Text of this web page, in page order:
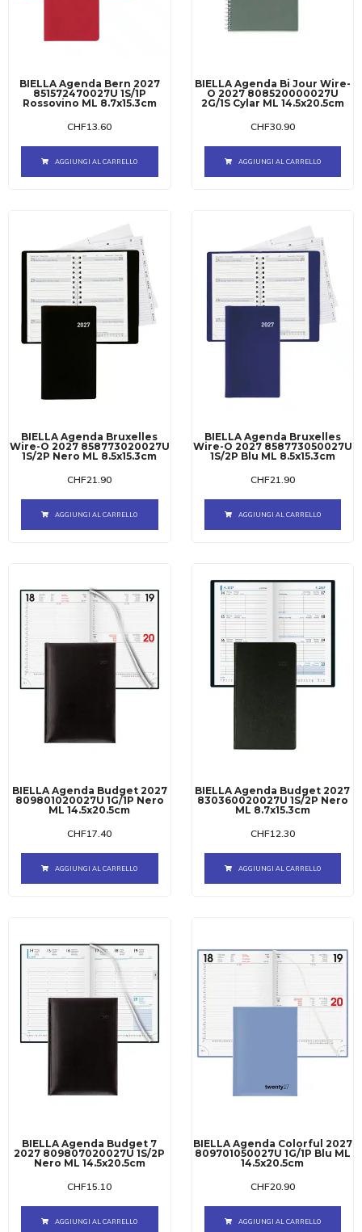
BIELLA Agenda Bern 2027
851572470027U 1S/1P
Rossovino ML 8.7x15.3cm
CHF13.60
AGGIUNGI AL CARRELLO
BIELLA Agenda Bi Jour Wire-
O 2027 808520000027U
2G/1S Cylar ML 14.5x20.5cm
CHF30.90
AGGIUNGI AL CARRELLO
BIELLA Agenda Bruxelles
Wire-O 2027 858773020027U
1S/2P Nero ML 8.5x15.3cm
CHF21.90
AGGIUNGI AL CARRELLO
BIELLA Agenda Bruxelles
Wire-O 2027 858773050027U
1S/2P Blu ML 8.5x15.3cm
CHF21.90
AGGIUNGI AL CARRELLO
BIELLA Agenda Budget 2027
809801020027U 1G/1P Nero
ML 14.5x20.5cm
CHF17.40
AGGIUNGI AL CARRELLO
BIELLA Agenda Budget 2027
830360020027U 1S/2P Nero
ML 8.7x15.3cm
CHF12.30
AGGIUNGI AL CARRELLO
BIELLA Agenda Budget 7
2027 809807020027U 1S/2P
Nero ML 14.5x20.5cm
CHF15.10
AGGIUNGI AL CARRELLO
BIELLA Agenda Colorful 2027
809701050027U 1G/1P Blu ML
14.5x20.5cm
CHF20.90
AGGIUNGI AL CARRELLO